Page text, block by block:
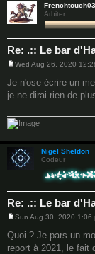
Frenchtouch03
Arbiter
Re: .:: Le bar
s
Wed Aug 26, 2020
Je n'ose écrire un
je ne dirai rien de
Nigel Sheldon
Codeur
Re: .:: Le bar
s
t
Sun Aug 30, 2020 1:06
Quoi ? Je pars un
report à 2021, le fait